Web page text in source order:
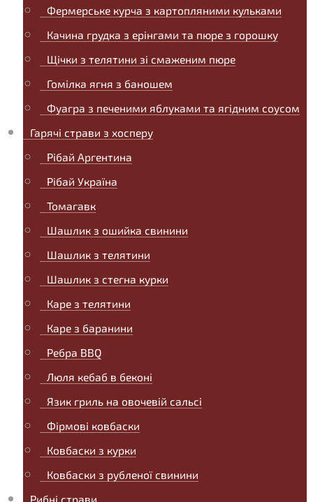
Фермерське курча з картопляними кульками
Качина грудка з ерінгами та пюре з горошку
Щічки з телятини зі смаженим пюре
Гомілка ягня з баношем
Фуагра з печеними яблуками та ягідним соусом
Гарячі страви з хосперу
Рібай Аргентина
Рібай Україна
Томагавк
Шашлик з ошийка свинини
Шашлик з телятини
Шашлик з стегна курки
Каре з телятини
Каре з баранини
Ребра BBQ
Люля кебаб в беконі
Язик гриль на овочевій сальсі
Фірмові ковбаски
Ковбаски з курки
Ковбаски з рубленої свинини
Рибні страви